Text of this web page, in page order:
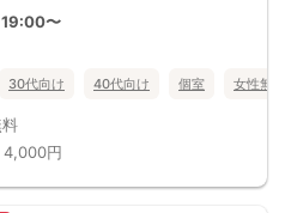
19:00〜
30代向け 40代向け 個室 女性無料
4,000円